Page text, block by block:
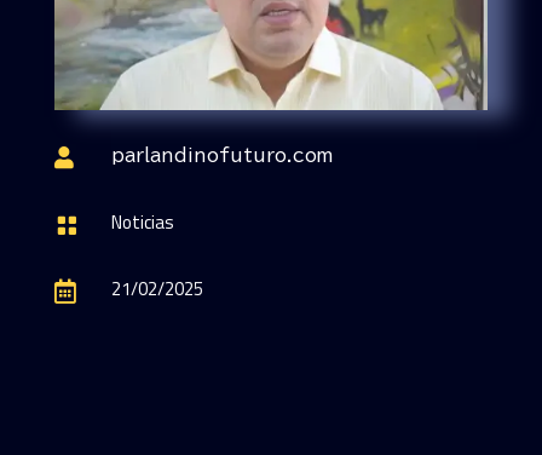
 parlandinofuturo.com
 Noticias
 21/02/2025